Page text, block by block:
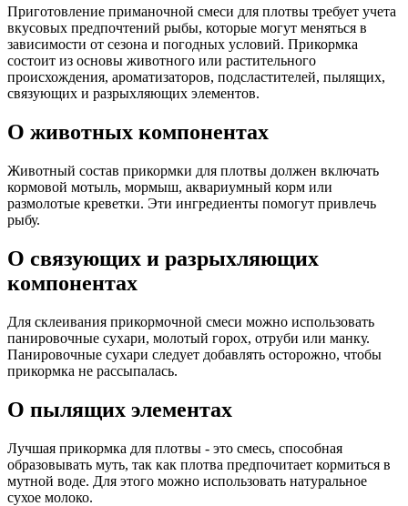
Приготовление приманочной смеси для плотвы требует учета
вкусовых предпочтений рыбы, которые могут меняться в
зависимости от сезона и погодных условий. Прикормка
состоит из основы животного или растительного
происхождения, ароматизаторов, подсластителей, пылящих,
связующих и разрыхляющих элементов.
О животных компонентах
Животный состав прикормки для плотвы должен включать
кормовой мотыль, мормыш, аквариумный корм или
размолотые креветки. Эти ингредиенты помогут привлечь
рыбу.
О связующих и разрыхляющих
компонентах
Для склеивания прикормочной смеси можно использовать
панировочные сухари, молотый горох, отруби или манку.
Панировочные сухари следует добавлять осторожно, чтобы
прикормка не рассыпалась.
О пылящих элементах
Лучшая прикормка для плотвы - это смесь, способная
образовывать муть, так как плотва предпочитает кормиться в
мутной воде. Для этого можно использовать натуральное
сухое молоко.